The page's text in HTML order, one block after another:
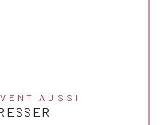
AUSSI